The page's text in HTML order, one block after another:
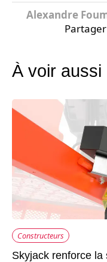
Alexandre
À voir aussi
Constructeurs
Skyjack renforce